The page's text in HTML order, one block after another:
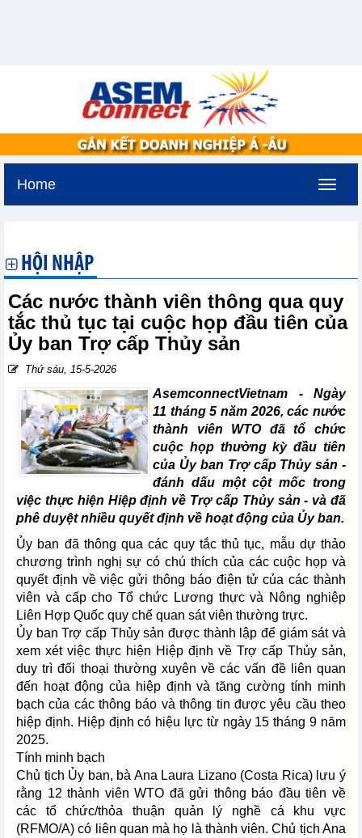
Home
HỘI NHẬP
Các nước thành viên thông qua quy
tắc thủ tục tại cuộc họp đầu tiên của
Ủy ban Trợ cấp Thủy sản
Thứ sáu, 15-5-2026
AsemconnectVietnam - Ngày
11 tháng 5 năm 2026, các nước
thành viên WTO đã tổ chức
cuộc họp thường kỳ đầu tiên
của Ủy ban Trợ cấp Thủy sản -
đánh dấu một cột mốc trong
việc thực hiện Hiệp định về Trợ cấp Thủy sản - và đã
phê duyệt nhiều quyết định về hoạt động của Ủy ban.
Ủy ban đã thông qua các quy tắc thủ tục, mẫu dự thảo
chương trình nghị sự có chú thích của các cuộc họp và
quyết định về việc gửi thông báo điện tử của các thành
viên và cấp cho Tổ chức Lương thực và Nông nghiệp
Liên Hợp Quốc quy chế quan sát viên thường trực.
Ủy ban Trợ cấp Thủy sản được thành lập để giám sát và
xem xét việc thực hiện Hiệp định về Trợ cấp Thủy sản,
duy trì đối thoại thường xuyên về các vấn đề liên quan
đến hoạt động của hiệp định và tăng cường tính minh
bạch của các thông báo và thông tin được yêu cầu theo
hiệp định. Hiệp định có hiệu lực từ ngày 15 tháng 9 năm
2025.
Tính minh bạch
Chủ tịch Ủy ban, bà Ana Laura Lizano (Costa Rica) lưu ý
rằng 12 thành viên WTO đã gửi thông báo đầu tiên về
các tổ chức/thỏa thuận quản lý nghề cá khu vực
(RFMO/A) có liên quan mà họ là thành viên. Chủ tịch Ana